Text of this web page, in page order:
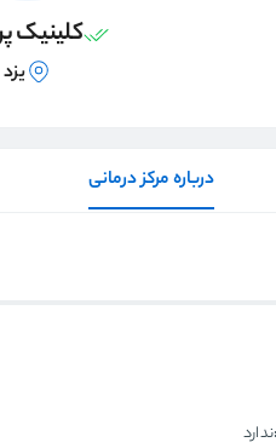
کلینیک
یزد
درباره مرکز درمانی
ندارد